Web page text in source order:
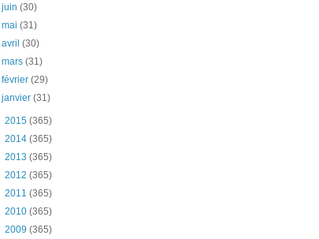
juin(30)
mai(31)
avril(30)
mars(31)
février(29)
janvier(31)
2015 (365)
2014 (365)
2013 (365)
2012 (365)
2011 (365)
2010 (365)
2009 (365)